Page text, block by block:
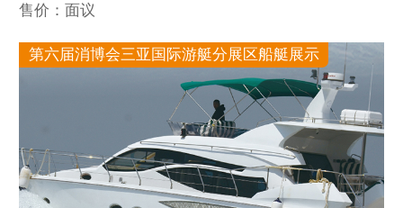
售价：面议
第六届消博会三亚国际游艇分展区船艇展示